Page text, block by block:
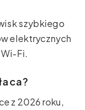
szybkiego
elektrycznych
Fi.
z 2026 roku,